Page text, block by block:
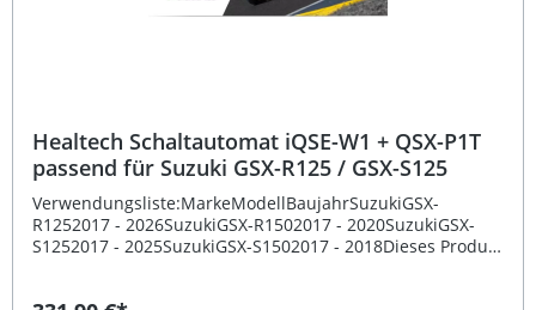
Healtech Schaltautomat iQSE-W1 + QSX-P1T
passend für Suzuki GSX-R125 / GSX-S125
Verwendungsliste:MarkeModellBaujahrSuzukiGSX-
R1252017 - 2026SuzukiGSX-R1502017 - 2020SuzukiGSX-
S1252017 - 2025SuzukiGSX-S1502017 - 2018Dieses Produkt